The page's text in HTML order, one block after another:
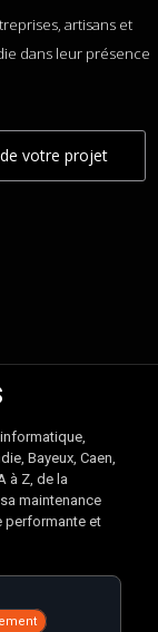
artisans et
dans leur présence
votre projet
Bayeux, Caen,
à Z, de la
maintenance
performante et